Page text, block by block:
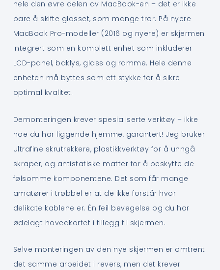
hele den øvre delen av MacBook-en – det er ikke
bare å skifte glasset, som mange tror. På nyere
MacBook Pro-modeller (2016 og nyere) er skjermen
integrert som en komplett enhet som inkluderer
LCD-panel, baklys, glass og ramme. Hele denne
enheten må byttes som ett stykke for å sikre
optimal kvalitet.
Demonteringen krever spesialiserte verktøy – ikke
noe du har liggende hjemme, garantert! Jeg bruker
ultrafine skrutrekkere, plastikkverktøy for å unngå
skraper, og antistatiske matter for å beskytte de
følsomme komponentene. Det som får mange
amatører i trøbbel er at de ikke forstår hvor
delikate kablene er. Én feil bevegelse og du har
ødelagt hovedkortet i tillegg til skjermen.
Selve monteringen av den nye skjermen er omtrent
det samme arbeidet i revers, men det krever